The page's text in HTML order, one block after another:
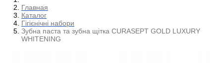
Главная
Каталог
Гігієнічні набори
Зубна паста та зубна щітка CURASEPT GOLD LUXURY
WHITENING